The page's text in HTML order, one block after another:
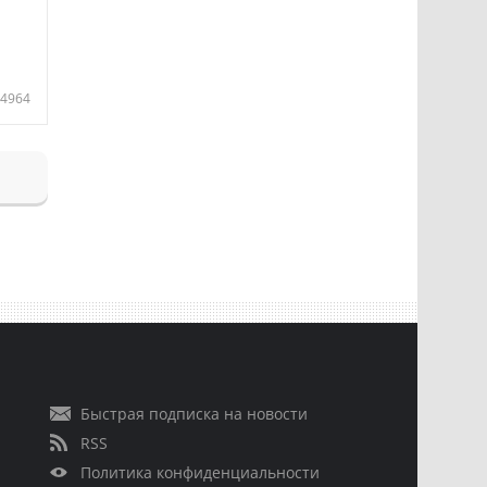
4964
Быстрая подписка на новости
RSS
Политика конфиденциальности